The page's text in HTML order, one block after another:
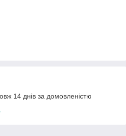
14 днів за домовленістю